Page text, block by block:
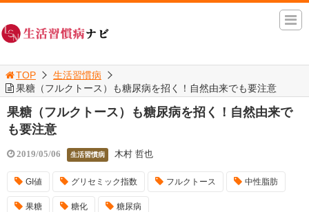
TOP
生活習慣病
果糖（フルクトース）も糖尿病を招く！自然由来でも要注意
果糖（フルクトース）も糖尿病を招く！自然由来で
も要注意
2019/05/06 生活習慣病 木村 哲也
GI値 グリセミック指数 フルクトース 中性脂肪
果糖 糖化 糖尿病